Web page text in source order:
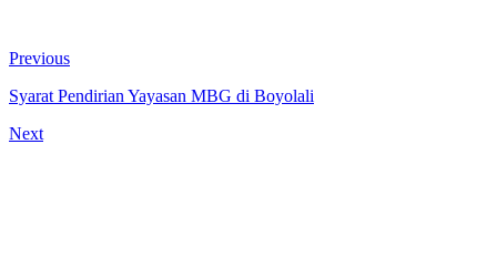
Previous
Syarat Pendirian Yayasan MBG di Boyolali
Next